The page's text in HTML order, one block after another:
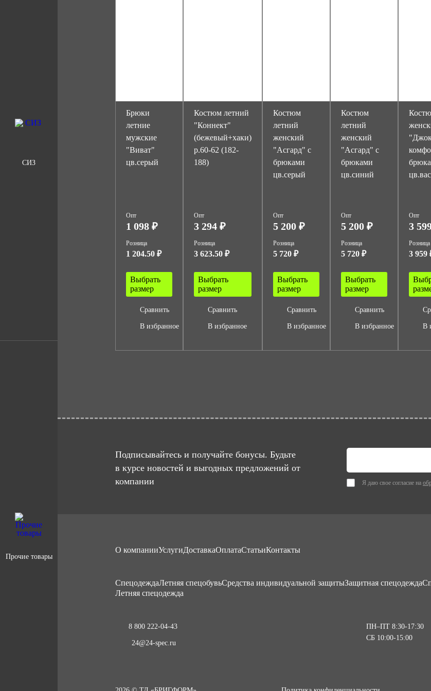
СИЗ
Прочие товары
Брюки
летние
мужские
"Виват"
цв.серый
Опт
1 098 ₽
Розница
1 204.50 ₽
Выбрать
размер
Сравнить
В избранное
Костюм летний
"Коннект"
(бежевый+хаки)
р.60-62 (182-
188)
Опт
3 294 ₽
Розница
3 623.50 ₽
Выбрать
размер
Сравнить
В избранное
Костюм
летний
женский
"Асгард" с
брюками
цв.серый
Опт
5 200 ₽
Розница
5 720 ₽
Выбрать
размер
Сравнить
В избранное
Костюм
летний
женский
"Асгард" с
брюками
цв.синий
Опт
5 200 ₽
Розница
5 720 ₽
Выбрать
размер
Сравнить
В избранное
Опт
3
Розница
3 959
В
Подписывайтесь и получайте бонусы. Будьте
в курсе новостей и выгодных предложений от
компании
Я даю свое согласие на
О компанииУслугиДоставкаОплатаСтатьиКонтакты
CпецодеждаЛетняя спецобувьСредства индивидуальной защитыЗащитная спецодежда
Летняя спецодежда
8 800 222-04-43
24@24-spec.ru
ПН–ПТ 8:30-17:30
СБ 10:00-15:00